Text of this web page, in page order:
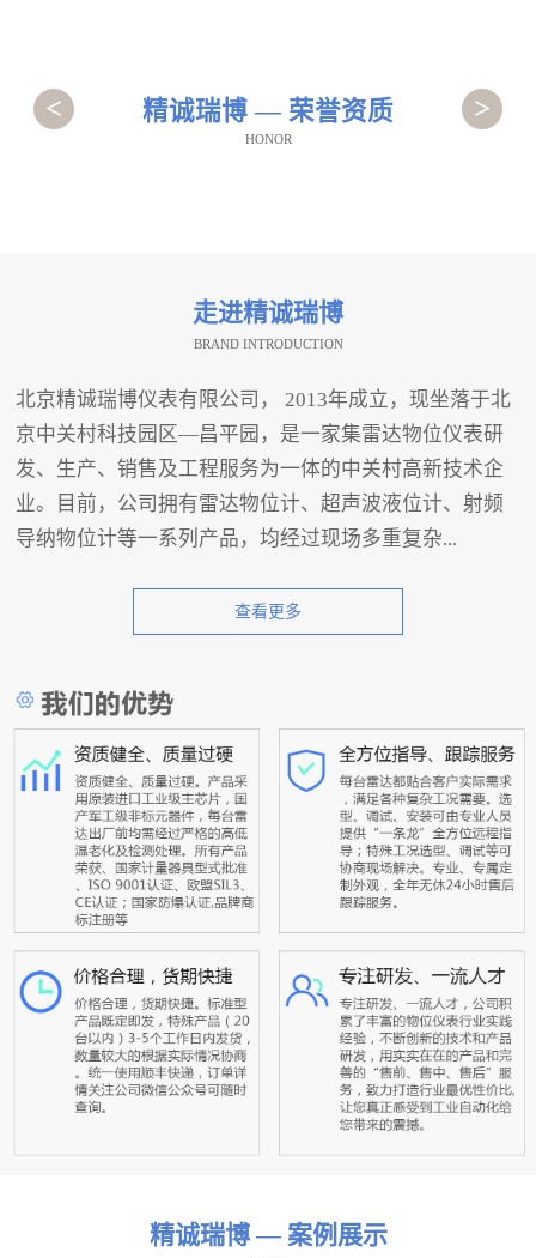
精诚瑞博 — 荣誉资质
HONOR
< >
走进精诚瑞博
BRAND INTRODUCTION
北京精诚瑞博仪表有限公司， 2013年成立，现坐落于北
京中关村科技园区—昌平园，是一家集雷达物位仪表研
发、生产、销售及工程服务为一体的中关村高新技术企
业。目前，公司拥有雷达物位计、超声波液位计、射频
导纳物位计等一系列产品，均经过现场多重复杂...
查看更多
精诚瑞博 — 案例展示